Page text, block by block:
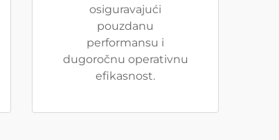
osiguravajući
pouzdanu
performansu i
dugoročnu operativnu
efikasnost.